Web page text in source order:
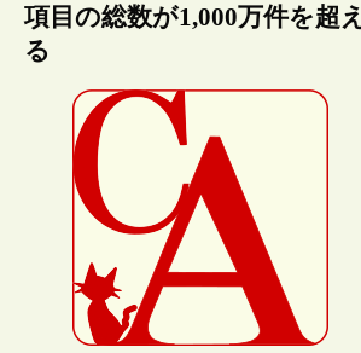
項目の総数が1,000万件を超え
る